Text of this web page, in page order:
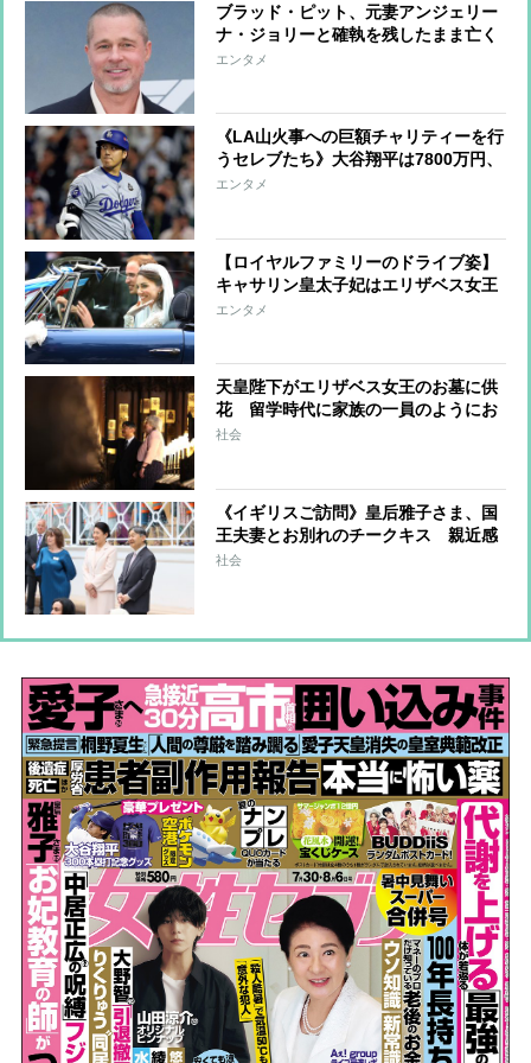
ブラッド・ピット、元妻アンジェリー
ナ・ジョリーと確執を残したまま亡く
なった母への思い「母には悪意など微
エンタメ
《LA山火事への巨額チャリティーを行
うセレブたち》大谷翔平は7800万円、
ビヨンセは3億9000万円寄付、レディ
エンタメ
【ロイヤルファミリーのドライブ姿】
キャサリン皇太子妃はエリザベス女王
とも縁のあるレンジローバーを運転、
エンタメ
天皇陛下がエリザベス女王のお墓に供
花 留学時代に家族の一員のようにお
茶会やバーベキュー、英王室と天皇家
社会
《イギリスご訪問》皇后雅子さま、国
王夫妻とお別れのチークキス 親近感
あふれるペールピンクのセットアップ
社会